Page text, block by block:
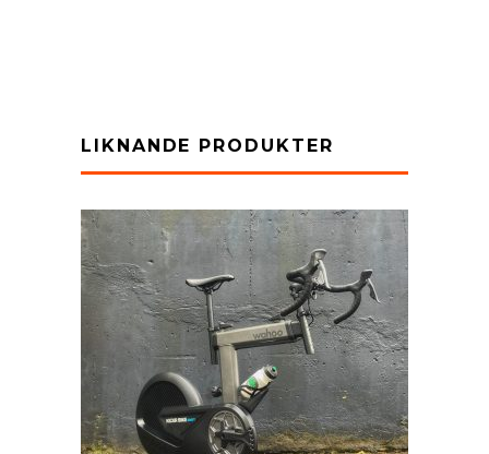
LIKNANDE PRODUKTER